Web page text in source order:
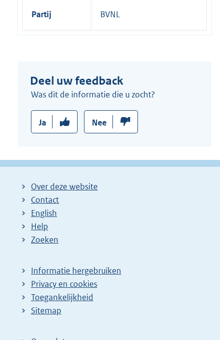
Partij BVNL
Deel uw feedback
Was dit de informatie die u zocht?
Ja Nee
Over deze website
Contact
English
Help
Zoeken
Informatie hergebruiken
Privacy en cookies
Toegankelijkheid
Sitemap